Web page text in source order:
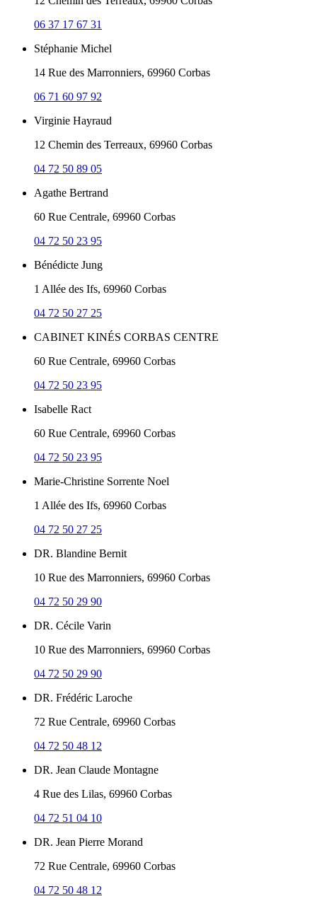
06 37 17 67 31
Stéphanie Michel
14 Rue des Marronniers, 69960 Corbas
06 71 60 97 92
Virginie Hayraud
12 Chemin des Terreaux, 69960 Corbas
04 72 50 89 05
Agathe Bertrand
60 Rue Centrale, 69960 Corbas
04 72 50 23 95
Bénédicte Jung
1 Allée des Ifs, 69960 Corbas
04 72 50 27 25
CABINET KINÉS CORBAS CENTRE
60 Rue Centrale, 69960 Corbas
04 72 50 23 95
Isabelle Ract
60 Rue Centrale, 69960 Corbas
04 72 50 23 95
Marie-Christine Sorrente Noel
1 Allée des Ifs, 69960 Corbas
04 72 50 27 25
DR. Blandine Bernit
10 Rue des Marronniers, 69960 Corbas
04 72 50 29 90
DR. Cécile Varin
10 Rue des Marronniers, 69960 Corbas
04 72 50 29 90
DR. Frédéric Laroche
72 Rue Centrale, 69960 Corbas
04 72 50 48 12
DR. Jean Claude Montagne
4 Rue des Lilas, 69960 Corbas
04 72 51 04 10
DR. Jean Pierre Morand
72 Rue Centrale, 69960 Corbas
04 72 50 48 12